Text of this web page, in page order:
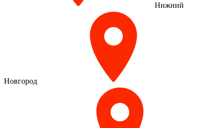
Нижний
Новгород